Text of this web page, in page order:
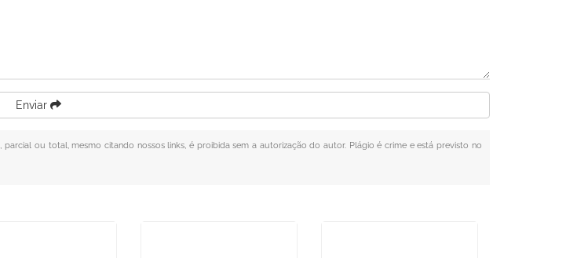
Enviar
ou total, mesmo citando nossos links, é proibida sem a autorização do autor. Plágio é crime e está previsto no